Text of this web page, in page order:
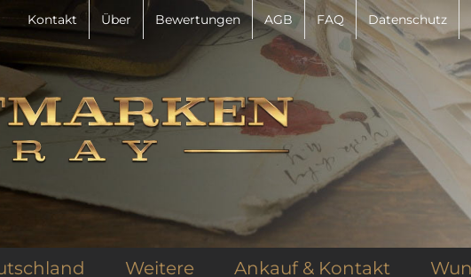
Kontakt Über Bewertungen AGB FAQ Datenschutz
Weitere Ankauf & Kontakt